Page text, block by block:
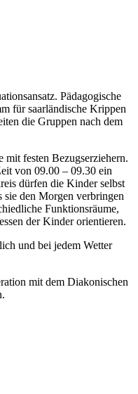
Pädagogische
für saarländische Krippen
die Gruppen nach dem
mit festen Bezugserziehern.
von 09.00 – 09.30 ein
dürfen die Kinder selbst
den Morgen verbringen
Funktionsräume,
der Kinder orientieren.
und bei jedem Wetter
mit dem Diakonischen